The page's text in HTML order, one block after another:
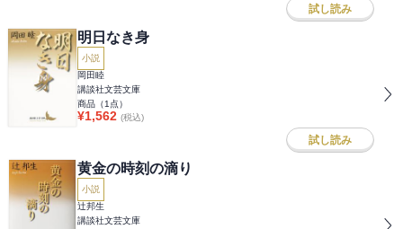
試し読み
明日なき身
小説
岡田睦
講談社文芸文庫
商品（1 点）
¥1,562 (税込)
試し読み
黄金の時刻の滴り
小説
辻邦生
講談社文芸文庫